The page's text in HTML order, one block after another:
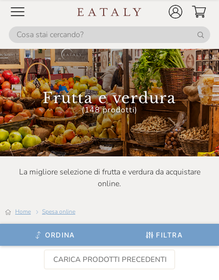
Frutta e verdura
(148 prodotti)
La migliore selezione di frutta e verdura da acquistare
online.
Home Spesa online
ORDINA FILTRA
CARICA PRODOTTI PRECEDENTI